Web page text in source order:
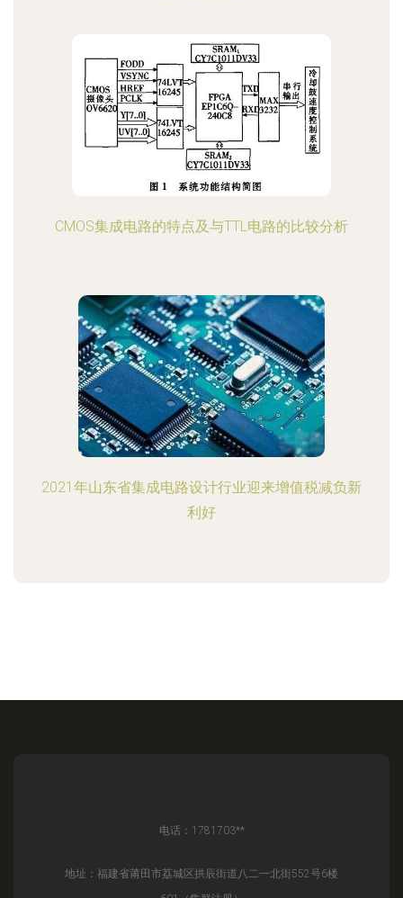
CMOS集成电路的特点及与TTL电路的比较分析
2021年山东省集成电路设计行业迎来增值税减负新
利好
电话：1781703**
地址：福建省莆田市荔城区拱辰街道八二一北街552号6楼